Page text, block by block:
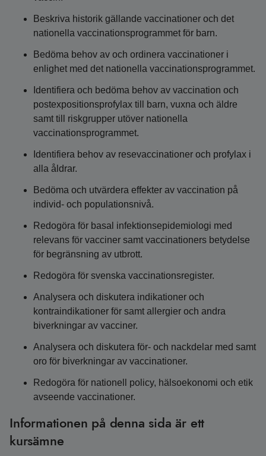
Beskriva historik gällande vaccinationer och det
nationella vaccinationsprogrammet för barn.
Bedöma behov av och ordinera vaccinationer i
enlighet med det nationella vaccinationsprogrammet.
Identifiera och bedöma behov av vaccination och
postexpositionsprofylax till barn, vuxna och äldre
samt till riskgrupper utöver nationella
vaccinationsprogrammet.
Identifiera behov av resevaccinationer och profylax i
alla åldrar.
Bedöma och utvärdera effekter av vaccination på
individ- och populationsnivå.
Redogöra för basal infektionsepidemiologi med
relevans för vacciner samt vaccinationers betydelse
för begränsning av utbrott.
Redogöra för svenska vaccinationsregister.
Analysera och diskutera indikationer och
kontraindikationer för samt allergier och andra
biverkningar av vacciner.
Analysera och diskutera för- och nackdelar med samt
oro för biverkningar av vaccinationer.
Redogöra för nationell policy, hälsoekonomi och etik
avseende vaccinationer.
Informationen på denna sida är ett
kursämne